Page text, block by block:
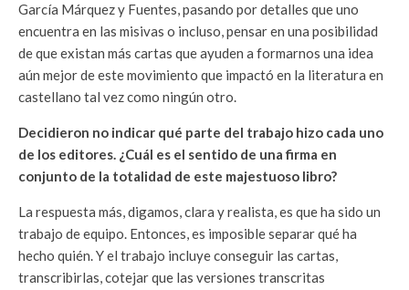
García Márquez y Fuentes, pasando por detalles que uno
encuentra en las misivas o incluso, pensar en una posibilidad
de que existan más cartas que ayuden a formarnos una idea
aún mejor de este movimiento que impactó en la literatura en
castellano tal vez como ningún otro.
Decidieron no indicar qué parte del trabajo hizo cada uno
de los editores. ¿Cuál es el sentido de una firma en
conjunto de la totalidad de este majestuoso libro?
La respuesta más, digamos, clara y realista, es que ha sido un
trabajo de equipo. Entonces, es imposible separar qué ha
hecho quién. Y el trabajo incluye conseguir las cartas,
transcribirlas, cotejar que las versiones transcritas